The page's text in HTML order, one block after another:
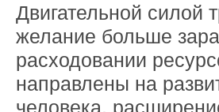
Двигательной силой
желание больше
расходовании
направлены на
человека,